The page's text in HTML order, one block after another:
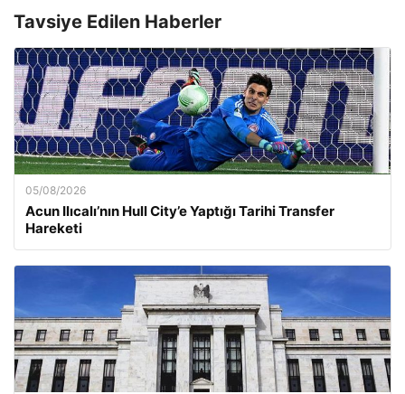
Tavsiye Edilen Haberler
05/08/2026
Acun Ilıcalı’nın Hull City’e Yaptığı Tarihi Transfer
Hareketi